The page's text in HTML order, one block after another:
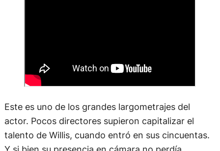
Este es uno de los grandes largometrajes del
actor. Pocos directores supieron capitalizar el
talento de Willis, cuando entró en sus cincuentas.